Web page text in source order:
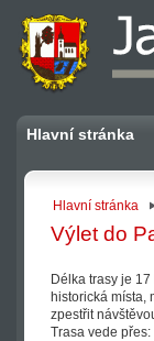
Hlavní stránka
Hlavní stránka
Výlet do
Délka trasy je
historická místa,
zpestřit
Trasa vede přes: